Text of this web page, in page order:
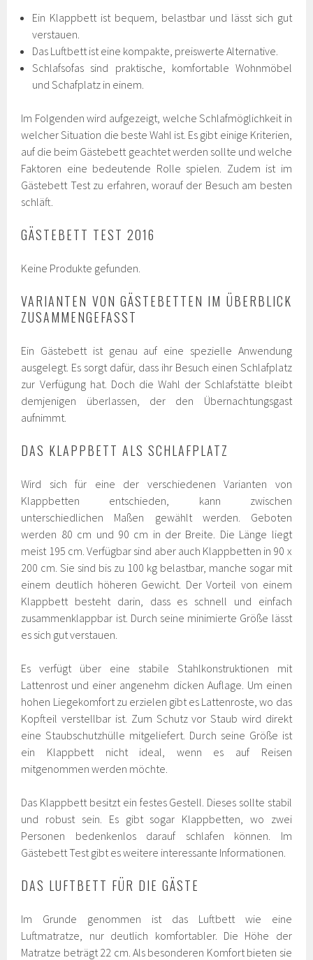
Ein Klappbett ist bequem, belastbar und lässt sich gut
verstauen.
Das Luftbett ist eine kompakte, preiswerte Alternative.
Schlafsofas sind praktische, komfortable Wohnmöbel
und Schafplatz in einem.
Im Folgenden wird aufgezeigt, welche Schlafmöglichkeit in
welcher Situation die beste Wahl ist. Es gibt einige Kriterien,
auf die beim Gästebett geachtet werden sollte und welche
Faktoren eine bedeutende Rolle spielen. Zudem ist im
Gästebett Test zu erfahren, worauf der Besuch am besten
schläft.
GÄSTEBETT TEST 2016
Keine Produkte gefunden.
VARIANTEN VON GÄSTEBETTEN IM ÜBERBLICK
ZUSAMMENGEFASST
Ein Gästebett ist genau auf eine spezielle Anwendung
ausgelegt. Es sorgt dafür, dass ihr Besuch einen Schlafplatz
zur Verfügung hat. Doch die Wahl der Schlafstätte bleibt
demjenigen überlassen, der den Übernachtungsgast
aufnimmt.
DAS KLAPPBETT ALS SCHLAFPLATZ
Wird sich für eine der verschiedenen Varianten von
Klappbetten entschieden, kann zwischen
unterschiedlichen Maßen gewählt werden. Geboten
werden 80 cm und 90 cm in der Breite. Die Länge liegt
meist 195 cm. Verfügbar sind aber auch Klappbetten in 90 x
200 cm. Sie sind bis zu 100 kg belastbar, manche sogar mit
einem deutlich höheren Gewicht. Der Vorteil von einem
Klappbett besteht darin, dass es schnell und einfach
zusammenklappbar ist. Durch seine minimierte Größe lässt
es sich gut verstauen.
Es verfügt über eine stabile Stahlkonstruktionen mit
Lattenrost und einer angenehm dicken Auflage. Um einen
hohen Liegekomfort zu erzielen gibt es Lattenroste, wo das
Kopfteil verstellbar ist. Zum Schutz vor Staub wird direkt
eine Staubschutzhülle mitgeliefert. Durch seine Größe ist
ein Klappbett nicht ideal, wenn es auf Reisen
mitgenommen werden möchte.
Das Klappbett besitzt ein festes Gestell. Dieses sollte stabil
und robust sein. Es gibt sogar Klappbetten, wo zwei
Personen bedenkenlos darauf schlafen können. Im
Gästebett Test gibt es weitere interessante Informationen.
DAS LUFTBETT FÜR DIE GÄSTE
Im Grunde genommen ist das Luftbett wie eine
Luftmatratze, nur deutlich komfortabler. Die Höhe der
Matratze beträgt 22 cm. Als besonderen Komfort bieten sie